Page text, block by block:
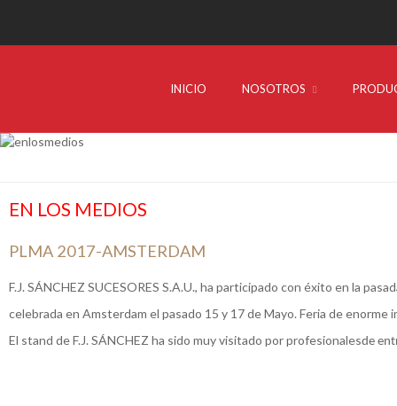
INICIO NOSOTROS
EN LOS MEDIOS
PLMA 2017-AMSTERDAM
F.J. SÁNCHEZ SUCESORES S.A.U., ha participado con éxito en la
celebrada en Amsterdam el pasado 15 y 17 de Mayo. Feria de
El stand de F.J. SÁNCHEZ ha sido muy visitado por profesionalesde